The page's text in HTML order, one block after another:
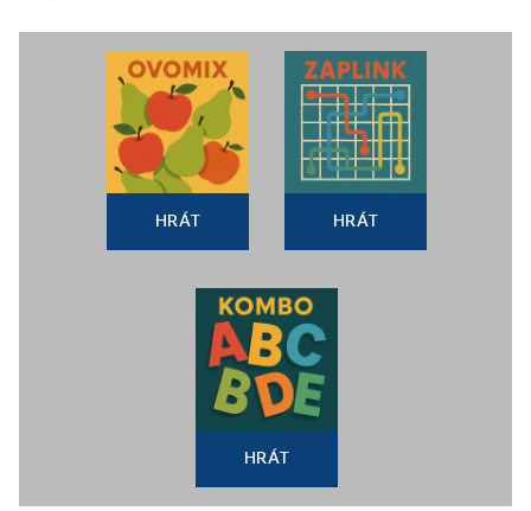
HRÁT HRÁT
HRÁT